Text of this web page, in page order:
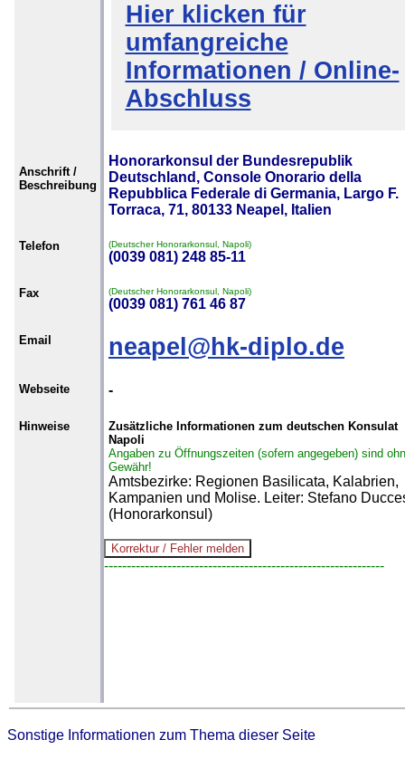
Hier klicken für
umfangreiche
Informationen / Online-
Abschluss
Anschrift /
Beschreibung
Honorarkonsul der Bundesrepublik
Deutschland, Console Onorario della
Repubblica Federale di Germania, Largo F.
Torraca, 71, 80133 Neapel, Italien
Telefon (Deutscher Honorarkonsul, Napoli)
(0039 081) 248 85-11
Fax (Deutscher Honorarkonsul, Napoli)
(0039 081) 761 46 87
Email neapel@hk-diplo.de
Webseite -
Hinweise
Zusätzliche Informationen zum deutschen Konsulat
Napoli
Angaben zu Öffnungszeiten (sofern angegeben) sind
Gewähr!
Amtsbezirke: Regionen Basilicata, Kalabrien,
Kampanien und Molise. Leiter: Stefano
(Honorarkonsul)
--------------------------------------------------------------
Sonstige Informationen zum Thema dieser Seite